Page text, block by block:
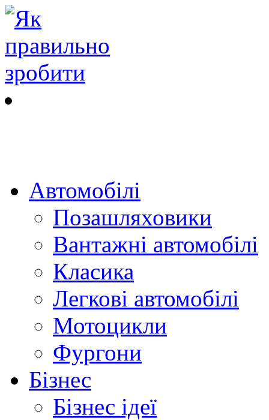
Автомобілі
Позашляховики
Вантажні автомобілі
Класика
Легкові автомобілі
Мотоцикли
Фургони
Бізнес
Бізнес ідеї